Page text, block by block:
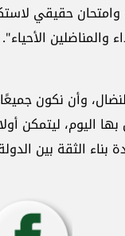
حقيقي
الأحياء".
وأن نكون
اليوم، ليتمكن
بناء الثقة بين